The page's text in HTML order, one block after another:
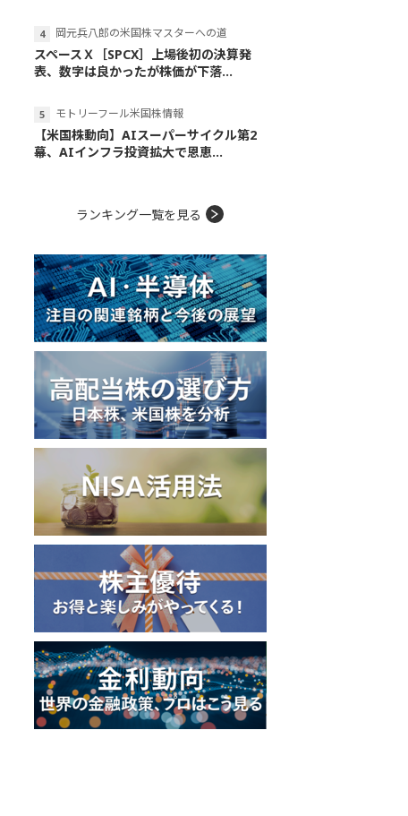
岡元兵八郎の米国株マスターへの道
スペースＸ［SPCX］上場後初の決算発
表、数字は良かったが株価が下落...
モトリーフール米国株情報
【米国株動向】AIスーパーサイクル第2
幕、AIインフラ投資拡大で恩恵...
ランキング一覧を見る